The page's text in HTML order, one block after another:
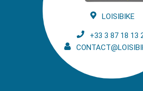
LOISIBIKE
+33 3 87 18 13